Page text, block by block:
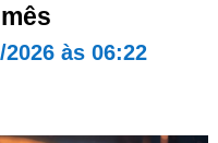
2026 às 06:22